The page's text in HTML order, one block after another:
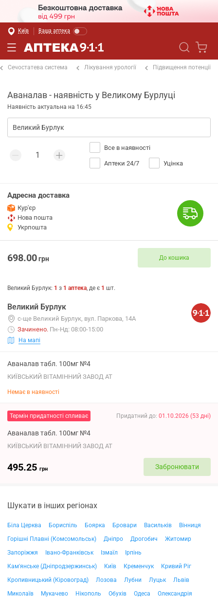
Київ Ваша аптека
Сечостатева система Лікування урології Підвищення потенції
Аваналав - наявність у Великому Бурлуці
Наявність актуальна на 16:45
Все в наявності
Аптеки 24/7 Уцінка
Адресна доставка
Кур'єр
Нова пошта
Укрпошта
698.00грн До кошика
Великий Бурлук: 1 з 1 аптека, де є 1 шт.
Великий Бурлук
с-ще Великий Бурлук, вул. Паркова, 14А
Зачинено. Пн-Нд: 08:00-15:00
На мапі
Аваналав табл. 100мг №4
КИЇВСЬКИЙ ВІТАМІННИЙ ЗАВОД АТ
Немає в наявності
Термін придатності спливає Придатний до: 01.10.2026 (53 дні)
Аваналав табл. 100мг №4
КИЇВСЬКИЙ ВІТАМІННИЙ ЗАВОД АТ
495.25 грн Забронювати
Шукати в інших регіонах
Біла Церква Бориспіль Боярка Бровари Васильків
Вінниця
Горішні Плавні (Комсомольськ)
Дніпро Дрогобич
Житомир
Запоріжжя
Івано-Франківськ Ізмаїл
Ірпінь
Кам'янське (Дніпродзержинськ)
Київ Кременчук
Кривий Ріг
Кропивницький (Кіровоград)
Лозова Лубни Луцьк
Львів
Миколаїв
Мукачево Нікополь Обухів Одеса
Олександрія